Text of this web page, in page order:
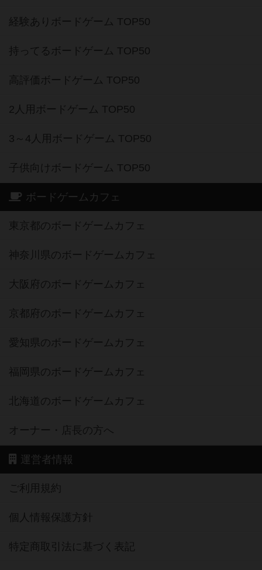
経験ありボードゲーム TOP50
持ってるボードゲーム TOP50
高評価ボードゲーム TOP50
2人用ボードゲーム TOP50
3～4人用ボードゲーム TOP50
子供向けボードゲーム TOP50
ボードゲームカフェ
東京都のボードゲームカフェ
神奈川県のボードゲームカフェ
大阪府のボードゲームカフェ
京都府のボードゲームカフェ
愛知県のボードゲームカフェ
福岡県のボードゲームカフェ
北海道のボードゲームカフェ
オーナー・店長の方へ
運営者情報
ご利用規約
個人情報保護方針
特定商取引法に基づく表記